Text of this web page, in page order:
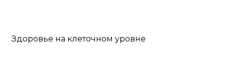
Здоровье на клеточном уровне